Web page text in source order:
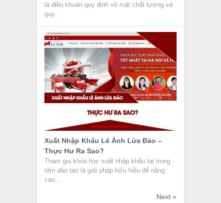
là điều khoản quy định về mặt chất lượng và
quy...
Xuất Nhập Khẩu Lê Ánh Lừa Đảo –
Thực Hư Ra Sao?
Tham gia khóa học xuất nhập khẩu tại trung
tâm đào tạo là giải pháp hữu hiệu để nâng
cao...
Next »